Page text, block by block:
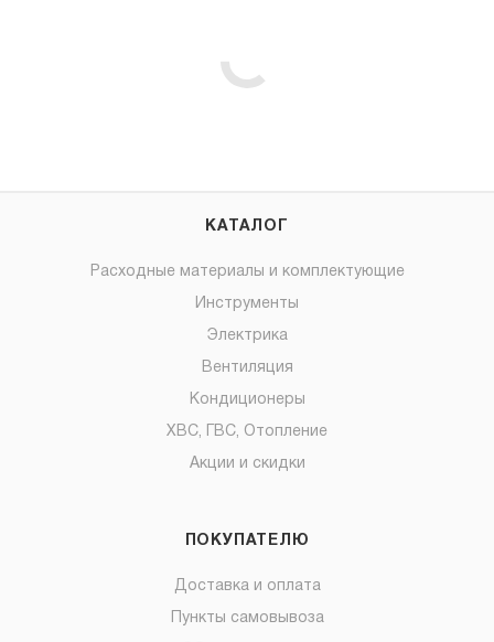
КАТАЛОГ
Расходные материалы и комплектующие
Инструменты
Электрика
Вентиляция
Кондиционеры
ХВС, ГВС, Отопление
Акции и скидки
ПОКУПАТЕЛЮ
Доставка и оплата
Пункты самовывоза